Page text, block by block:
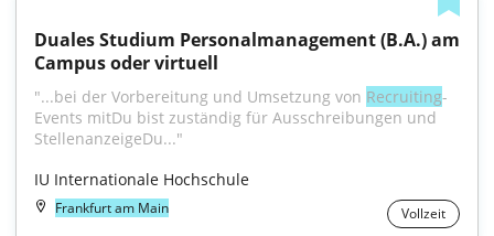
Duales Studium Personalmanagement (B.A.) am
Campus oder virtuell
"...bei der Vorbereitung und Umsetzung von Recruiting-
Events mitDu bist zuständig für Ausschreibungen und
StellenanzeigeDu..."
IU Internationale Hochschule
Frankfurt am Main Vollzeit